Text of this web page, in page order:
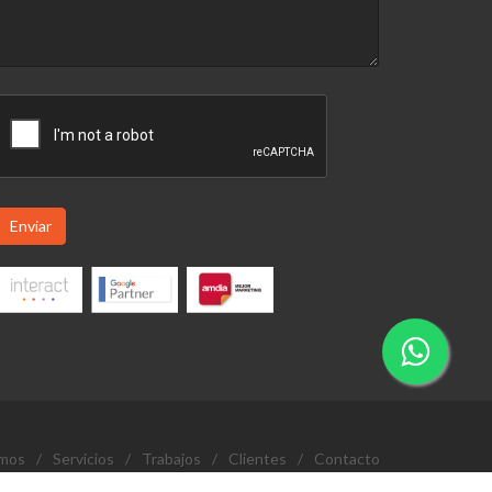
Enviar
/ Servicios / Trabajos / Clientes / Contacto